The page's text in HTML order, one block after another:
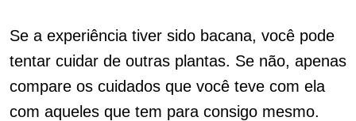
Se a experiência tiver sido bacana, você pode
tentar cuidar de outras plantas. Se não, apenas
compare os cuidados que você teve com ela
com aqueles que tem para consigo mesmo.